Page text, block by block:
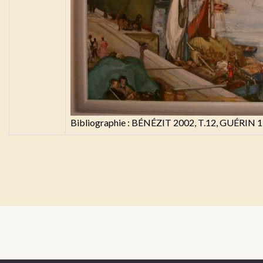
Bibliographie : BÉNÉZIT 2002, T.12, GUÉRIN